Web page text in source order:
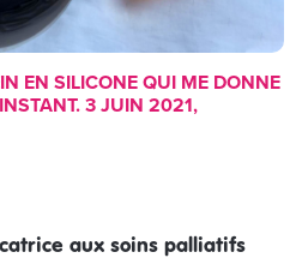
EN SILICONE QUI ME DONNE
3 JUIN 2021,
aux soins palliatifs